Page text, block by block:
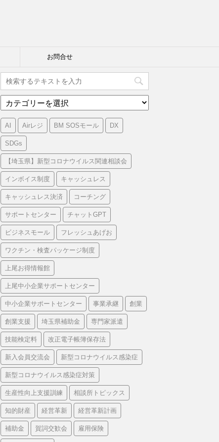
お問合せ
テ
ゴ
リ
ー
AI Airレジ BM SOSモール DX
SDGs
【埼玉県】新型コロナウイルス関連相談会
インボイス制度 キャッシュレス
キャッシュレス決済 コーチング
サポートセンター チャットGPT
ビジネスモール フレッシュあげお
ワクチン・検査パッケージ制度
上尾お得情報館
上尾中小企業サポートセンター
中小企業サポートセンター 事業承継 創業
創業支援 埼玉県補助金 専門家派遣
技能検定料 改正電子帳簿保存法
新入会員交流会 新型コロナウイルス感染症
新型コロナウイルス感染症対策
生産性向上支援訓練 相談所トピックス
知的財産 経営革新 経営革新計画
補助金 賀詞交歓会 雇用保険